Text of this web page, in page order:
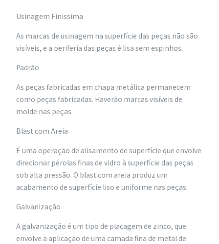
Usinagem Finissima
As marcas de usinagem na superfície das peças não são
visíveis, e a periferia das peças é lisa sem espinhos.
Padrão
As peças fabricadas em chapa metálica permanecem
como peças fabricadas. Haverão marcas visíveis de
molde nas peças.
Blast com Areia
É uma operação de alisamento de superfície que envolve
direcionar pérolas finas de vidro à superfície das peças
sob alta pressão. O blast com areia produz um
acabamento de superfície liso e uniforme nas peças.
Galvanização
A galvanização é um tipo de placagem de zinco, que
envolve a aplicação de uma camada fina de metal de